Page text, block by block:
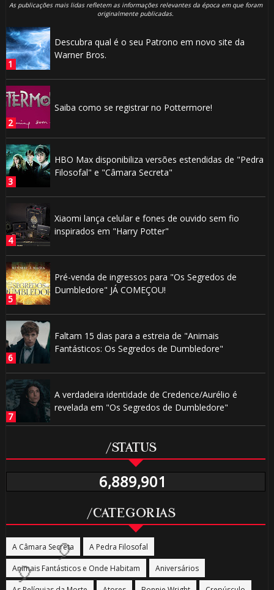
As publicações mais lidas refletem as informações relevantes da época em que foram
originalmente publicadas.
Descubra qual é o seu Patrono em novo site da
Warner Bros.
Saiba como se registrar no Pottermore!
HBO Max disponibiliza versões estendidas de "Pedra
Filosofal" e "Câmara Secreta"
Xiaomi lança celular e fones de ouvido sem fio
inspirados em "Harry Potter"
Pré-venda de ingressos para "Os Segredos de
Dumbledore" JÁ COMEÇOU!
Faltam 15 dias para a estreia de "Animais
Fantásticos: Os Segredos de Dumbledore"
A verdadeira identidade de Credence/Aurélio é
revelada em "Os Segredos de Dumbledore"
/STATUS
6,889,901
/CATEGORIAS
A Câmara Secreta A Pedra Filosofal
Animais Fantásticos e Onde Habitam Aniversários
⚡
⚡
🎈
🎂
⚡
⚡
⚡
🎂